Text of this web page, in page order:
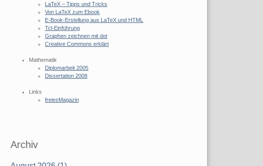
LaTeX – Tipps und Tricks
Von LaTeX zum Ebook
E-Book-Erstellung aus LaTeX und HTML
Tcl-Einführung
Graphen zeichnen mit dot
Creative Commons erklärt
Mathematik
Diplomarbeit 2005
Dissertation 2008
Links
freiesMagazin
Archiv